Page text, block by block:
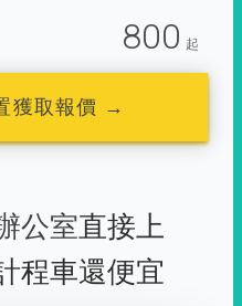
800 起
獲取報價 →
公室直接上
程車還便宜